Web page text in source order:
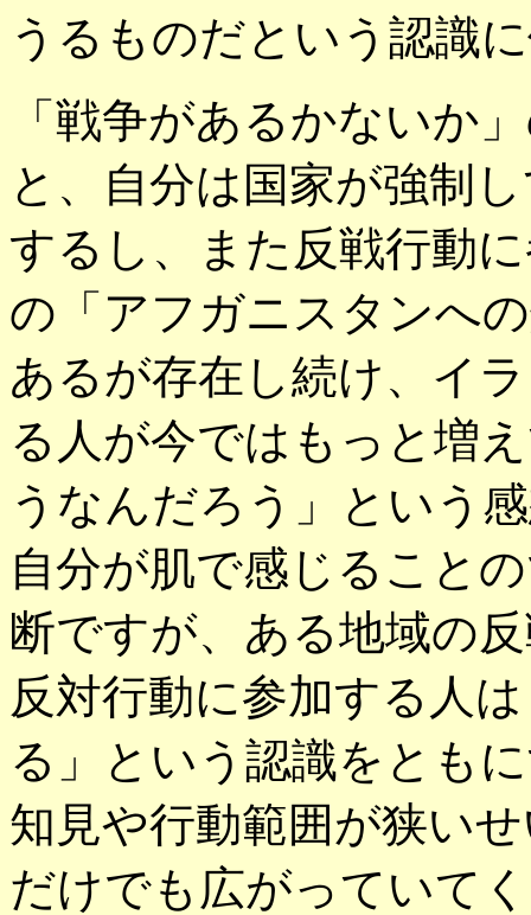
うるものだという認識
「戦争があるかないか
と、自分は国家が強制
するし、また反戦行動
の「アフガニスタンへ
あるが存在し続け、イ
る人が今ではもっと増
うなんだろう」という
自分が肌で感じること
断ですが、ある地域の
反対行動に参加する人
る」という認識をとも
知見や行動範囲が狭い
だけでも広がっていて